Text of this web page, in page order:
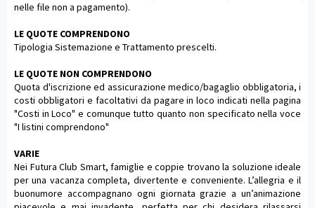
nelle file non a pagamento).
LE QUOTE COMPRENDONO
Tipologia Sistemazione e Trattamento prescelti.
LE QUOTE NON COMPRENDONO
Quota d'iscrizione ed assicurazione medico/bagaglio obbligatoria, i
costi obbligatori e facoltativi da pagare in loco indicati nella pagina
"Costi in Loco" e comunque tutto quanto non specificato nella voce
"I listini comprendono"
VARIE
Nei Futura Club Smart, famiglie e coppie trovano la soluzione ideale
per una vacanza completa, divertente e conveniente. L’allegria e il
buonumore accompagnano ogni giornata grazie a un’animazione